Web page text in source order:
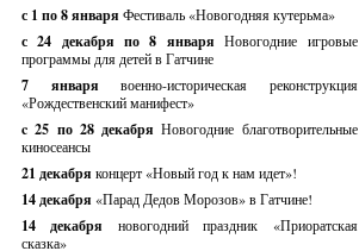
с 1 по 8 января Фестиваль «Новогодняя кутерьма»
с 24 декабря по 8 январяНовогодние игровые
программы для детей в Гатчине
7 январявоенно-историческая реконструкция
«Рождественский манифест»
c 25 по 28 декабряНовогодние благотворительные
киносеансы
21 декабря концерт «Новый год к нам идет»!
14 декабря «Парад Дедов Морозов» в Гатчине!
14 декабря новогодний праздник «Приоратская
сказка»